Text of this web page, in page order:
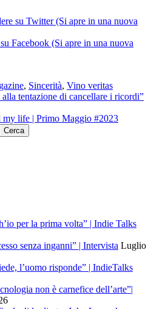
su Twitter (Si apre in una nuova
Facebook (Si apre in una nuova
, Sincerità, Vino veritas
tentazione di cancellare i ricordi”
life | Primo Maggio #2023
per la prima volta” | Indie Talks
senza inganni” | Intervista Luglio
l’uomo risponde” | IndieTalks
non è carnefice dell’arte”|